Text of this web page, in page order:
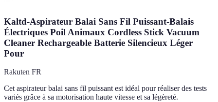
Kaltd-Aspirateur Balai Sans Fil Puissant-Balais
Électriques Poil Animaux Cordless Stick Vacuum
Cleaner Rechargeable Batterie Silencieux Léger
Pour
Rakuten FR
Cet aspirateur balai sans fil puissant est idéal pour réaliser des tests
variés grâce à sa motorisation haute vitesse et sa légèreté.